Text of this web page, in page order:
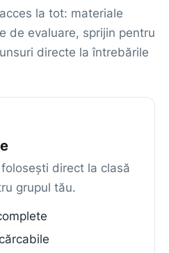
la tot: materiale
de evaluare, sprijin pentru
directe la întrebările
direct la clasă
grupul tău.